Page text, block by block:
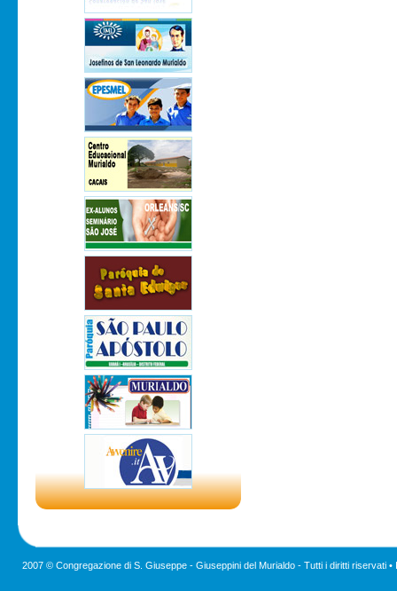
2007 © Congregazione di S. Giuseppe - Giuseppini del Murialdo - Tutti i diritti riservati •